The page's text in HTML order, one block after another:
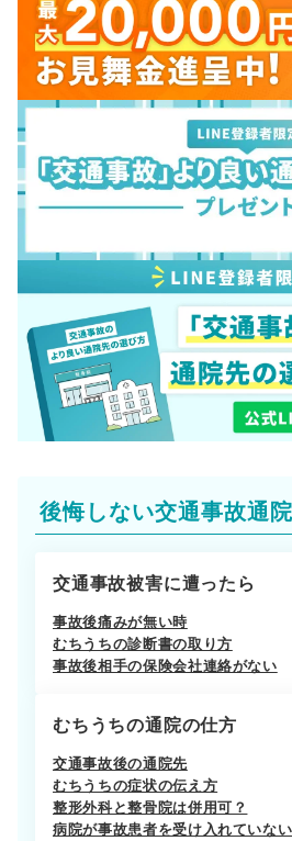
後悔しない交通事故通
交通事故被害に遭ったら
事故後痛みが無い時
むちうちの診断書の取り方
事故後相手の保険会社連絡がない
むちうちの通院の仕方
交通事故後の通院先
むちうちの症状の伝え方
整形外科と整骨院は併用可？
病院が事故患者を受け入れていない